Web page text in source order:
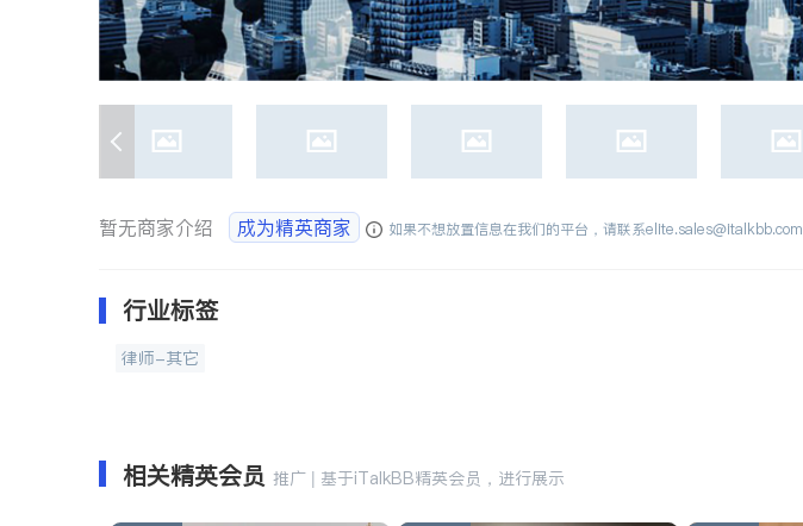
暂无商家介绍 成为精英商家 如果不想放置信息在我们的平台，请联系elite.sales@italkbb.com
行业标签
律师-其它
相关精英会员 推广 | 基于iTalkBB精英会员，进行展示